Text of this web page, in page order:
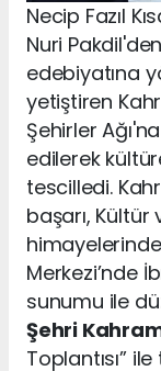
Necip Fazıl
Nuri
edebiyatına
yetiştiren
Şehirler
edilerek
tescilledi.
başarı, Kültür
Merkezi’nde
sunumu ile
Şehri
Toplantısı”